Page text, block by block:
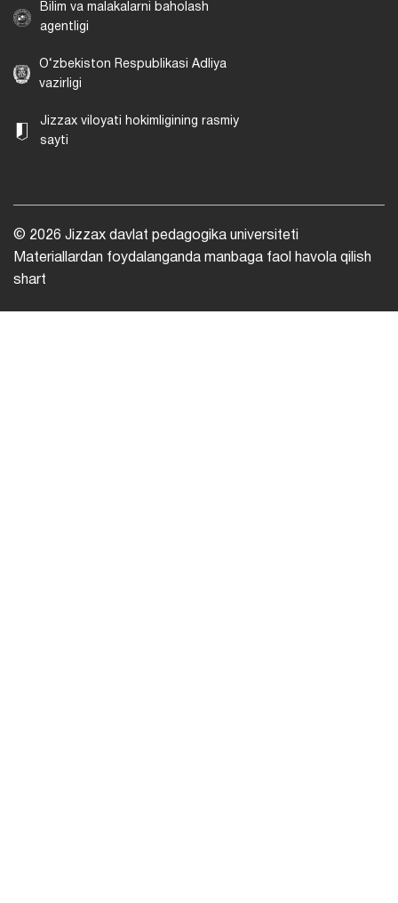
Bilim va malakalarni baholash
agentligi
O‘zbekiston Respublikasi Adliya
vazirligi
Jizzax viloyati hokimligining rasmiy
sayti
© 2026 Jizzax davlat pedagogika universiteti
Materiallardan foydalanganda manbaga faol havola qilish
shart